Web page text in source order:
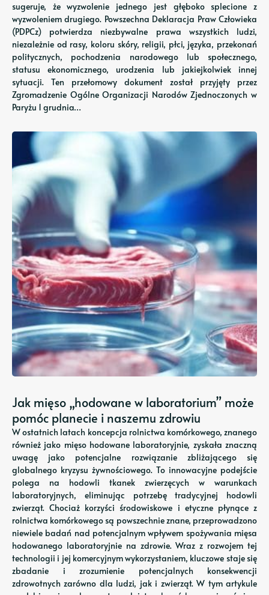
sugeruje, że wyzwolenie jednego jest głęboko splecione z
wyzwoleniem drugiego. Powszechna Deklaracja Praw Człowieka
(PDPCz) potwierdza niezbywalne prawa wszystkich ludzi,
niezależnie od rasy, koloru skóry, religii, płci, języka, przekonań
politycznych, pochodzenia narodowego lub społecznego,
statusu ekonomicznego, urodzenia lub jakiejkolwiek innej
sytuacji. Ten przełomowy dokument został przyjęty przez
Zgromadzenie Ogólne Organizacji Narodów Zjednoczonych w
Paryżu 1 grudnia…
Jak mięso „hodowane w laboratorium” może
pomóc planecie i naszemu zdrowiu
W ostatnich latach koncepcja rolnictwa komórkowego, znanego
również jako mięso hodowane laboratoryjnie, zyskała znaczną
uwagę jako potencjalne rozwiązanie zbliżającego się
globalnego kryzysu żywnościowego. To innowacyjne podejście
polega na hodowli tkanek zwierzęcych w warunkach
laboratoryjnych, eliminując potrzebę tradycyjnej hodowli
zwierząt. Chociaż korzyści środowiskowe i etyczne płynące z
rolnictwa komórkowego są powszechnie znane, przeprowadzono
niewiele badań nad potencjalnym wpływem spożywania mięsa
hodowanego laboratoryjnie na zdrowie. Wraz z rozwojem tej
technologii i jej komercyjnym wykorzystaniem, kluczowe staje się
zbadanie i zrozumienie potencjalnych konsekwencji
zdrowotnych zarówno dla ludzi, jak i zwierząt. W tym artykule